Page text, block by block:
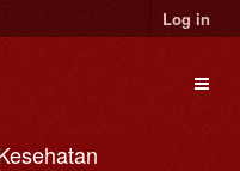
Log in